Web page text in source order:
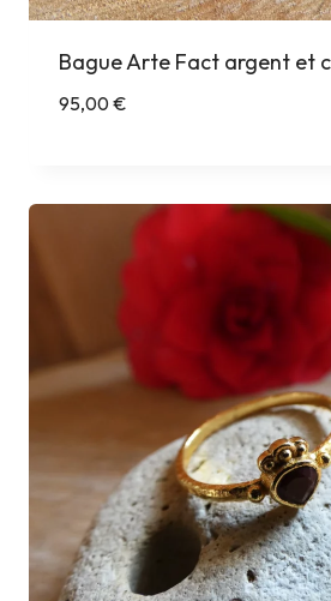
Bague Arte Fact argent et
95,00€